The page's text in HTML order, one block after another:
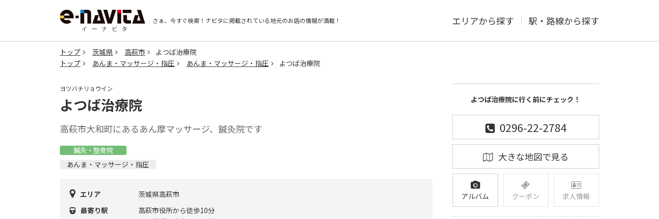
さぁ、今すぐ検索！ ナビタに掲載されている地元のお店の情報が満載！ エリアから探す 駅・路線から探す
トップ 茨城県 高萩市
よつば治療院
トップ
あんま・マッサージ・指圧 あんま・マッサージ・指圧 よつば治療院
ヨツバチリョウイン
よつば治療院
高萩市大和町にあるあん摩マッサージ、鍼灸院です
鍼灸・整骨院
あんま・マッサージ・指圧
エリア
茨城県高萩市
最寄り駅
高萩市役所から徒歩10分
よつば治療院に行く前にチェック！
0296-22-2784
大きな地図で見る
アルバム クーポン 求人情報